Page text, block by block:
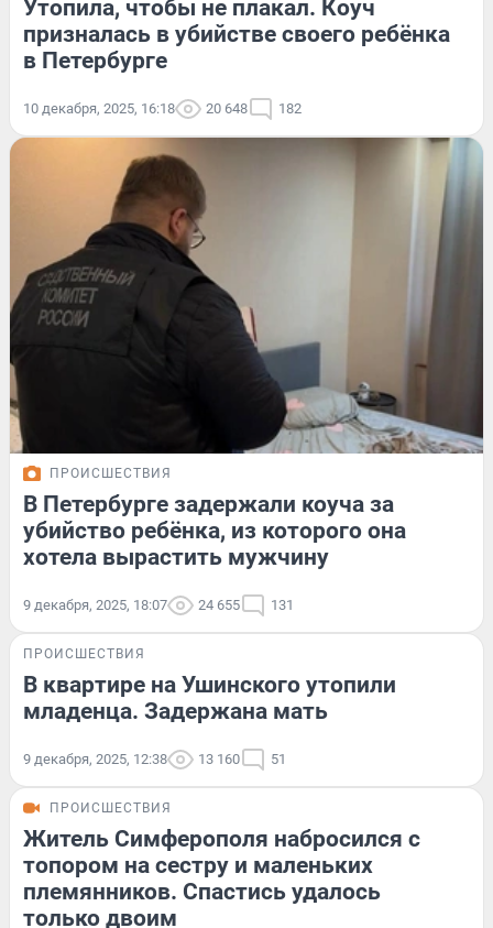
Утопила, чтобы не плакал. Коуч
призналась в убийстве своего ребёнка
в Петербурге
10 декабря, 2025, 16:18 20 648 182
ПРОИСШЕСТВИЯ
В Петербурге задержали коуча за
убийство ребёнка, из которого она
хотела вырастить мужчину
9 декабря, 2025, 18:07 24 655 131
ПРОИСШЕСТВИЯ
В квартире на Ушинского утопили
младенца. Задержана мать
9 декабря, 2025, 12:38 13 160 51
ПРОИСШЕСТВИЯ
Житель Симферополя набросился с
топором на сестру и маленьких
племянников. Спастись удалось
только двоим